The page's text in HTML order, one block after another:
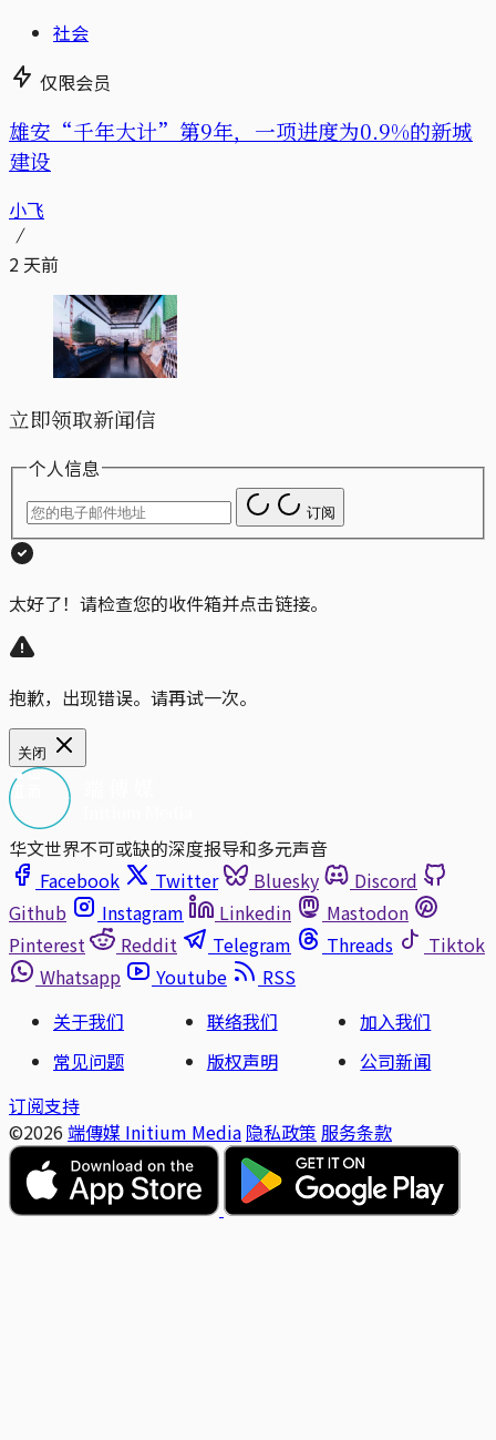
社会
仅限会员
雄安“千年大计”第9年，一项进度为0.9%的新城
建设
小飞
2 天前
立即领取新闻信
个人信息
订阅
太好了！请检查您的收件箱并点击链接。
抱歉，出现错误。请再试一次。
关闭
华文世界不可或缺的深度报导和多元声音
Facebook
Twitter Bluesky
Discord
Github
Instagram Linkedin
Mastodon
Pinterest
Reddit Telegram Threads
Tiktok
Whatsapp
Youtube
RSS
关于我们
联络我们
加入我们
常见问题
版权声明
公司新闻
订阅支持
©2026 端傳媒 Initium Media 隐私政策 服务条款